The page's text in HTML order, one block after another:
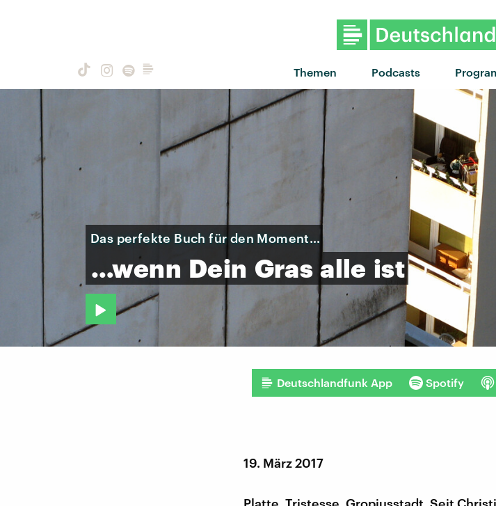
Themen Podcasts
Das perfekte Buch für den Moment…
…wenn Dein Gras alle ist
Deutschlandfunk App Spotify
19. März 2017